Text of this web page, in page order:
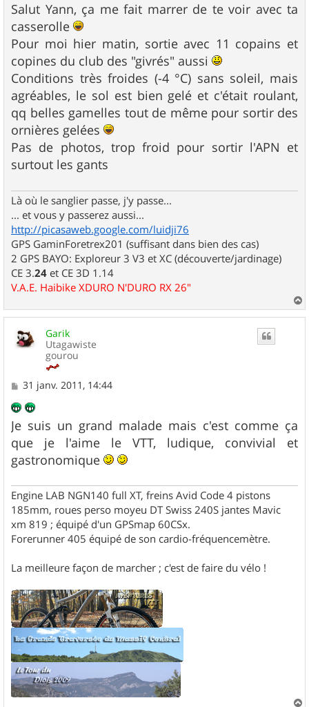
s
s
a
g
e
Salut Yann, ça me fait marrer de te voir avec ta
casserolle
Pour moi hier matin, sortie avec 11 copains et
copines du club des "givrés" aussi
Conditions très froides (-4 °C) sans soleil, mais
agréables, le sol est bien gelé et c'était roulant,
qq belles gamelles tout de même pour sortir des
ornières gelées
Pas de photos, trop froid pour sortir l'APN et
surtout les gants
Là où le sanglier passe, j'y passe...
... et vous y passerez aussi...
http://picasaweb.google.com/luidji76
GPS GaminForetrex201 (suffisant dans bien des cas)
2 GPS BAYO: Exploreur 3 V3 et XC (découverte/jardinage)
CE 3.24 et CE 3D 1.14
V.A.E. Haibike XDURO N'DURO RX 26"
a
Garik
Utagawiste
gourou
M
s
a
g
e
31 janv. 2011, 14:44
Je suis un grand malade mais c'est comme ça
que je l'aime le VTT, ludique, convivial et
gastronomique
Engine LAB NGN140 full XT, freins Avid Code 4 pistons
185mm, roues perso moyeu DT Swiss 240S jantes Mavic
xm 819 ; équipé d'un GPSmap 60CSx.
Forerunner 405 équipé de son cardio-fréquencemètre.
La meilleure façon de marcher ; c'est de faire du vélo !